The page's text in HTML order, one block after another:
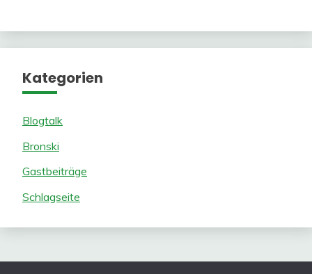
Kategorien
Blogtalk
Bronski
Gastbeiträge
Schlagseite